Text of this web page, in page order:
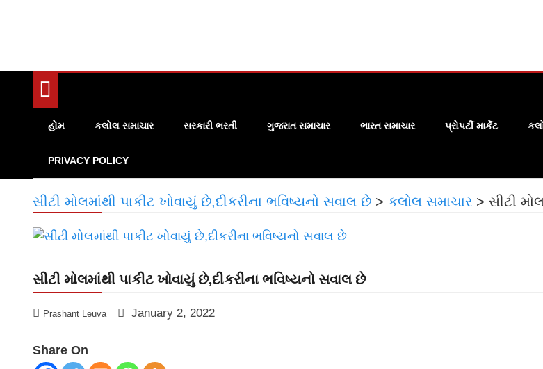
હોમ કલોલ સમાચાર સરકારી ભરતી ગુજરાત સમાચાર ભારત સમાચાર પ્રોપર્ટી માર્કેટ
PRIVACY POLICY
સીટી મોલમાંથી પાકીટ ખોવાયું છે,દીકરીના ભવિષ્યનો સવાલ છે > કલોલ સમાચાર > સીટી
સીટી મોલમાંથી પાકીટ ખોવાયું છે,દીકરીના ભવિષ્યનો સવાલ છે
Prashant Leuva January 2, 2022
Share On